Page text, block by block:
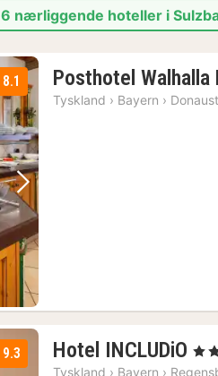
6 nærliggende hoteller i
Neste bilde
8.1 Posthotel Walhalla
Tyskland › Bayern ›
9.3 Hotel INCLUDiO 2
, 4
Tyskland › Bayern ›